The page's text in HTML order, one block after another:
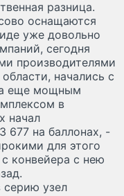
разница.
оснащаются
уже довольно
сегодня
производителями
начались с
еще мощным
в
начал
677 на баллонах, -
для этого
конвейера с нею
серию узел